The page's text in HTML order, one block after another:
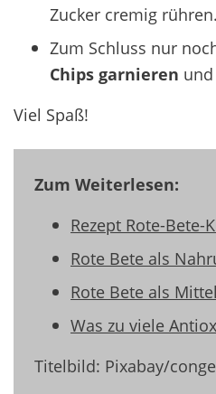
Zucker cremig rühren.
Zum Schluss nur
Chips garnieren
Viel Spaß!
Zum Weiterlesen:
Rezept Rote-Bete-
Rote Bete als
Rote Bete als
Was zu viele
Titelbild: Pixabay/